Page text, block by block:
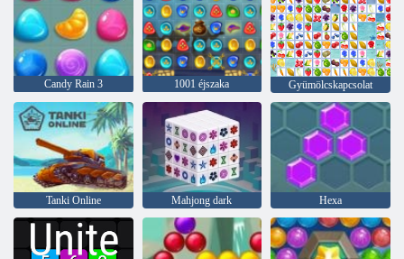
Candy Rain 3 1001 éjszaka Gyümölcskapcsolat
Tanki Online Mahjong dark Hexa